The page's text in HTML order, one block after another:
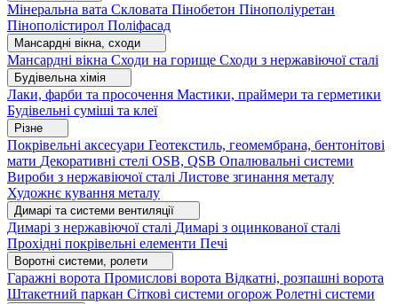
Мінеральна вата Скловата Пінобетон Пінополіуретан
Пінополістирол Поліфасад
Мансардні вікна, сходи
Мансардні вікна Сходи на горище Сходи з нержавіючої сталі
Будівельна хімія
Лаки, фарби та просочення Мастики, праймери та герметики
Будівельні суміші та клеї
Різне
Покрівельні аксесуари Геотекстиль, геомембрана, бентонітові
мати Декоративні стелі OSB, QSB Опалювальні системи
Вироби з нержавіючої сталі Листове згинання металу
Художнє кування металу
Димарі та системи вентиляції
Димарі з нержавіючої сталі Димарі з оцинкованої сталі
Прохідні покрівельні елементи Печі
Воротні системи, ролети
Гаражні ворота Промислові ворота Відкатні, розпашні ворота
Штакетний паркан Сіткові системи огорож Ролетні системи